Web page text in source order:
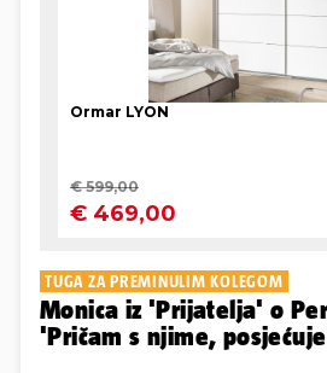
TUGA ZA PREMINULIM KOLEGOM
Monica iz 'Prijatelja' o
'Pričam s njime,